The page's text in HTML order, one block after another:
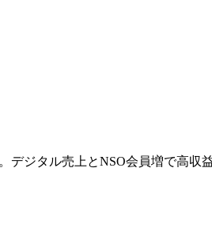
ジタル売上とNSO会員増で高収